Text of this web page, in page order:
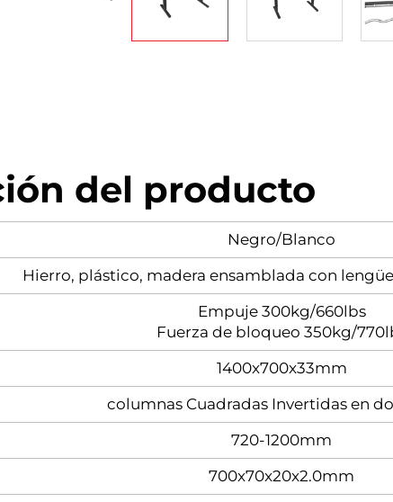
del producto
Negro/Blanco
Hierro, plástico, madera ensamblada con
Empuje 300kg/660lbs
Fuerza de bloqueo 350kg/
1400x700x33mm
columnas Cuadradas Invertidas en
720-1200mm
700x70x20x2.0mm